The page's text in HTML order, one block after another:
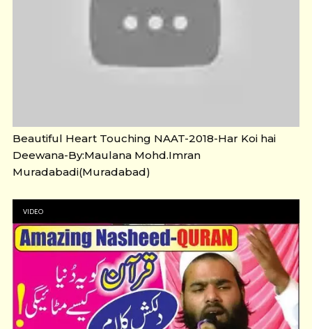
Beautiful Heart Touching NAAT-2018-Har Koi hai
Deewana-By:Maulana Mohd.Imran
Muradabadi(Muradabad)
VIDEO